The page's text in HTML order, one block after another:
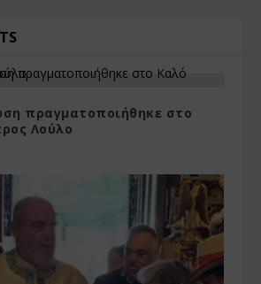
πραγματοποιήθηκε στο
Λούλο